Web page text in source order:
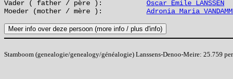
Vader ( father / père ):
Oscar Emile LANSSEN
Moeder (mother / mère ):
Adronia Maria
Stamboom (genealogie/genealogy/généalogie) Lanssens-Denoo-Meire: 25.759